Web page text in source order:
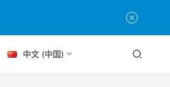
中文 (中国)